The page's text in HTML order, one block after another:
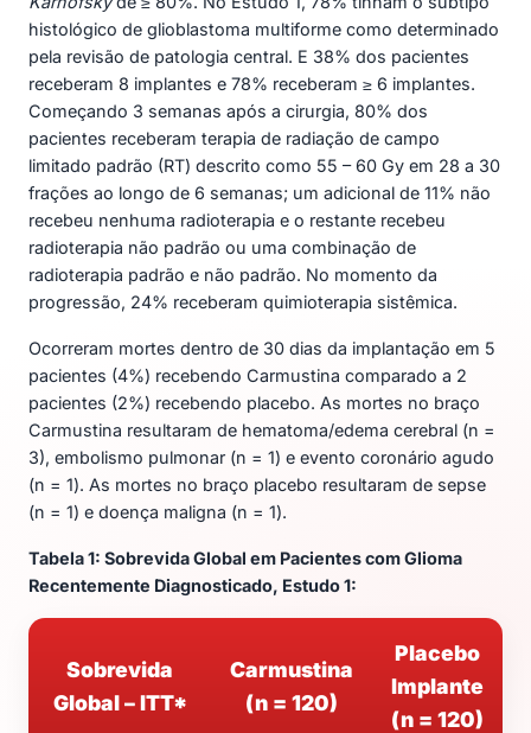
histológico de glioblastoma multiforme como determinado
pela revisão de patologia central. E 38% dos pacientes
receberam 8 implantes e 78% receberam ≥ 6 implantes.
Começando 3 semanas após a cirurgia, 80% dos
pacientes receberam terapia de radiação de campo
limitado padrão (RT) descrito como 55 – 60 Gy em 28 a 30
frações ao longo de 6 semanas; um adicional de 11% não
recebeu nenhuma radioterapia e o restante recebeu
radioterapia não padrão ou uma combinação de
radioterapia padrão e não padrão. No momento da
progressão, 24% receberam quimioterapia sistêmica.
Ocorreram mortes dentro de 30 dias da implantação em 5
pacientes (4%) recebendo Carmustina comparado a 2
pacientes (2%) recebendo placebo. As mortes no braço
Carmustina resultaram de hematoma/edema cerebral (n =
3), embolismo pulmonar (n = 1) e evento coronário agudo
(n = 1). As mortes no braço placebo resultaram de sepse
(n = 1) e doença maligna (n = 1).
Tabela 1: Sobrevida Global em Pacientes com Glioma
Recentemente Diagnosticado, Estudo 1:
Sobrevida
Global – ITT*
Carmustina
(n = 120)
Placebo
Implante
(n = 120)